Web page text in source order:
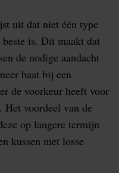
uit dat niet één type
is. Dit maakt dat
de nodige aandacht
baat bij een
de voorkeur heeft voor
Het voordeel van de
op langere termijn
kussen met losse